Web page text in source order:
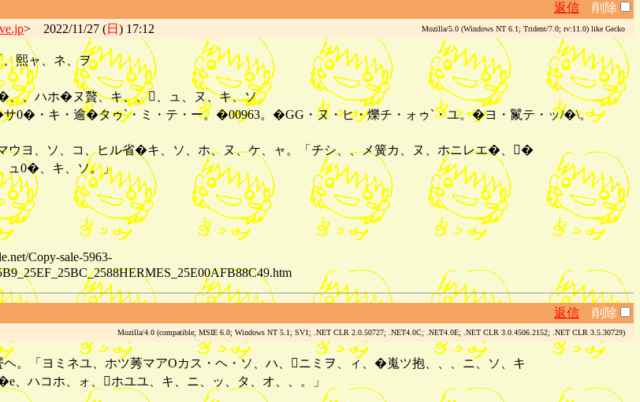
返信 削除
> 2022/11/27 (日 ) 17:12 Mozilla/5.0 (Windows NT 6.1; Trident/7.0; rv:11.0) like Gecko
熙ャ、ネ、ヲ
、、ハホ�ヌ贅、キ、、、ュ、ヌ、キ、ソ
0�・キ・逾�タゥ`・ミ・テ・ー。�00963。�GG・ヌ・ヒ・爍チ・ォゥ`・ユ。�ヨ・鬣テ・ッ/�\。
ウヨ、ソ、コ、ヒル省�キ、ソ、ホ、ヌ、ケ、ャ。「チシ、、メ簧カ、ヌ、ホニレエ�、�
ュ0�、キ、ソ。」
Copy-sale-5963-
返信 削除
Mozilla/4.0 (compatible; MSIE 6.0; Windows NT 5.1; SV1; .NET CLR 2.0.50727; .NET4.0C; .NET4.0E; .NET CLR 3.0.4506.2152; .NET CLR 3.5.30729)
。「ヨミネユ、ホツ莠マアOカス・ヘ・ソ、ハ、ニミヲ、ィ、�嵬ツ抱、、、ニ、ソ、キ
、ハコホ、ォ、ホユユ、キ、ニ、ッ、タ、オ、、。」